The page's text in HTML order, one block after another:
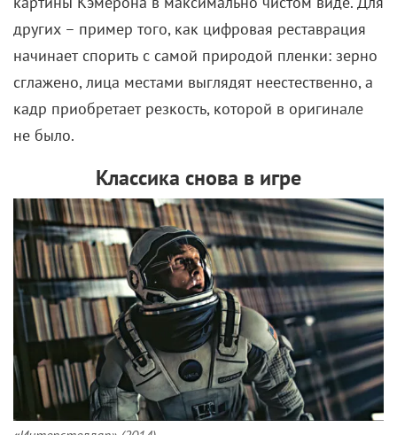
других – пример того, как цифровая реставрация
начинает спорить с самой природой пленки: зерно
сглажено, лица местами выглядят неестественно, а
кадр приобретает резкость, которой в оригинале
не было.
Классика снова в игре